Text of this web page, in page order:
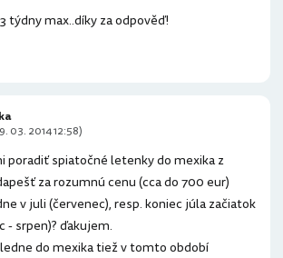
týdny max..díky za odpověď!
poradiť spiatočné letenky do mexika z
za rozumnú cenu (cca do 700 eur)
v juli (červenec), resp. koniec júla začiatok
- srpen)? ďakujem.
do mexika tiež v tomto období
03. 2014 12:58)